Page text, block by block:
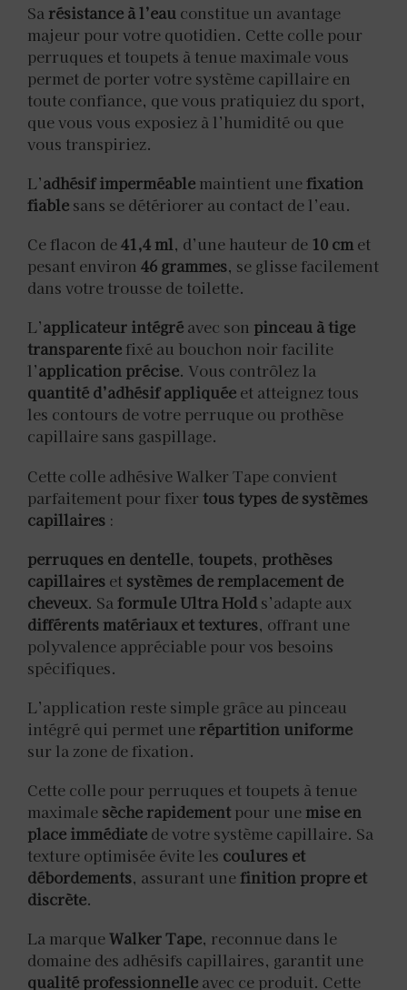
Sa résistance à l’eau constitue un avantage
majeur pour votre quotidien. Cette colle pour
perruques et toupets à tenue maximale vous
permet de porter votre système capillaire en
toute confiance, que vous pratiquiez du sport,
que vous vous exposiez à l’humidité ou que
vous transpiriez.
L’adhésif imperméable maintient unefixation
fiable sans se détériorer au contact de l’eau.
Ce flacon de41,4 ml, d’une hauteur de 10 cm et
pesant environ 46 grammes, se glisse facilement
dans votre trousse de toilette.
L’applicateur intégré avec son pinceau à tige
transparente fixé au bouchon noir facilite
l’application précise. Vous contrôlez la
quantité d’adhésif appliquée et atteignez tous
les contours de votre perruque ou prothèse
capillaire sans gaspillage.
Cette colle adhésive Walker Tape convient
parfaitement pour fixer tous types de systèmes
capillaires :
perruques en dentelle, toupets, prothèses
capillaires et systèmes de remplacement de
cheveux. Saformule Ultra Holds’adapte aux
différents matériaux et textures, offrant une
polyvalence appréciable pour vos besoins
spécifiques.
L’application reste simple grâce au pinceau
intégré qui permet une répartition uniforme
sur la zone de fixation.
Cette colle pour perruques et toupets à tenue
maximale sèche rapidement pour une mise en
place immédiate de votre système capillaire. Sa
texture optimisée évite les coulures et
débordements, assurant unefinition propre et
discrète.
La marqueWalker Tape, reconnue dans le
domaine des adhésifs capillaires, garantit une
qualité professionnelle avec ce produit. Cette